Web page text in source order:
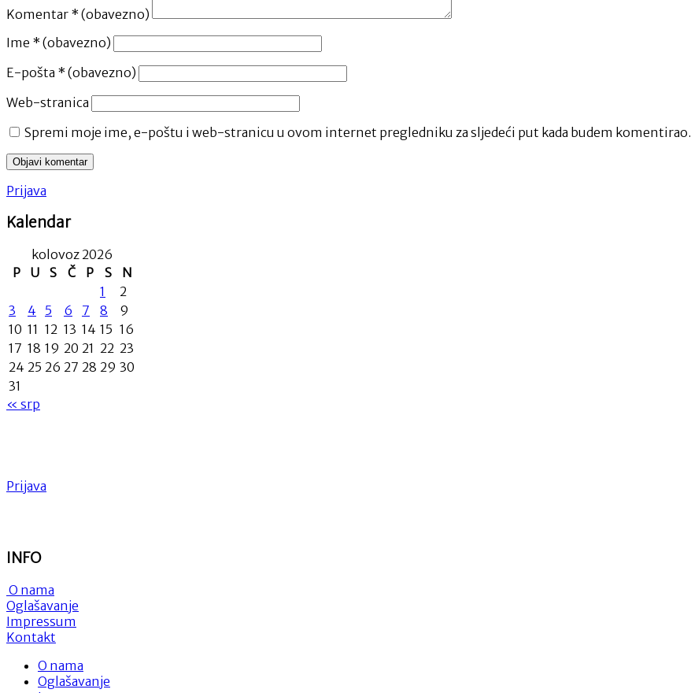
Komentar * (obavezno)
Ime * (obavezno)
E-pošta * (obavezno)
Web-stranica
Spremi moje ime, e-poštu i web-stranicu u ovom internet pregledniku za sljedeći put kada budem komentirao.
Prijava
Kalendar
kolovoz 2026
P
U S Č P S
N
1
2
3
4 5 6 7 8
9
10 11 12 13 14 15 16
17 18 19 20 21 22 23
24 25 26 27 28 29 30
31
« srp
Prijava
INFO
O nama
Oglašavanje
Impressum
Kontakt
O nama
Oglašavanje